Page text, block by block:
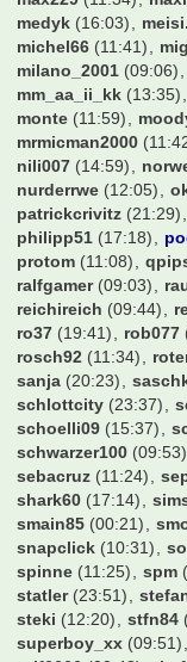
max229 (11:34)
medyk (16:03)
michel66 (11:41)
milano_2001 (09:06)
mm_aa_ii_kk (13:35)
monte (11:59)
mrmicman2000
nili007 (14:59)
nurderrwe (12:05)
patrickcrivitz (21:29)
philipp51 (17:18)
protom (11:08)
ralfgamer (09:03)
reichireich (09:44)
ro37 (19:41) rob077
rosch92 (11:34) roter
sanja (20:23)
schlottcity (23:37)
schoelli09 (15:37)
schwarzer100 (09:53)
sebacruz (11:24)
shark60 (17:14)
smain85 (00:21)
snapclick (10:31)
spinne (11:25) spm
statler (23:51)
steki (12:20) stfn84
superboy_xx (09:51)